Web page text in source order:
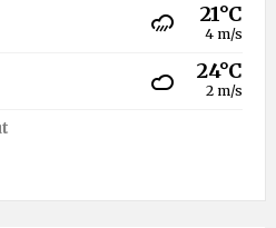
21°C
4 m/s
24°C
2 m/s